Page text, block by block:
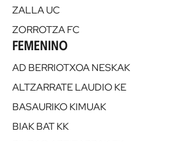
ZALLA UC
ZORROTZA FC
Femenino
AD BERRIOTXOA NESKAK
ALTZARRATE LAUDIO KE
BASAURIKO KIMUAK
BIAK BAT KK